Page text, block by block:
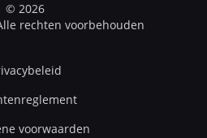
© 2026
rechten voorbehouden
voorwaarden